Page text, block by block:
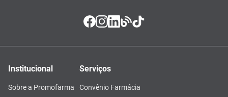
Institucional
Sobre a Promofarma
Serviços
Convênio Farmácia